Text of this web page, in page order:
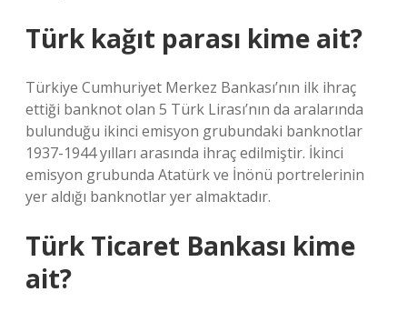
Türk kağıt parası kime ait?
Türkiye Cumhuriyet Merkez Bankası’nın ilk ihraç
ettiği banknot olan 5 Türk Lirası’nın da aralarında
bulunduğu ikinci emisyon grubundaki banknotlar
1937-1944 yılları arasında ihraç edilmiştir. İkinci
emisyon grubunda Atatürk ve İnönü portrelerinin
yer aldığı banknotlar yer almaktadır.
Türk Ticaret Bankası kime
ait?